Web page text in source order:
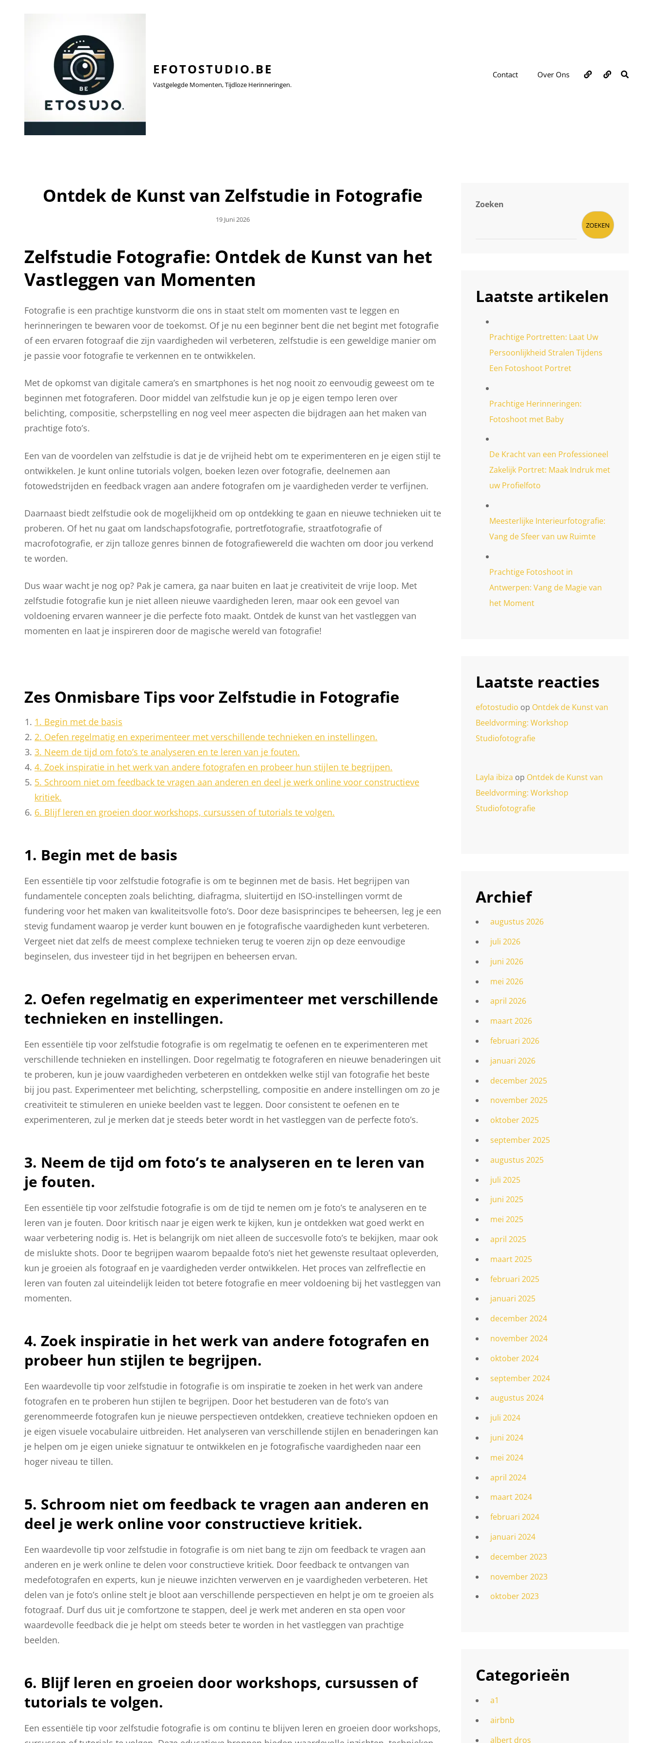
EFOTOSTUDIO.BE
Vastgelegde Momenten, Tijdloze Herinneringen.
Contact Over Ons Over
ons
Contact
Ontdek de Kunst van Zelfstudie in Fotografie
Geplaatst
19 Juni 2026
Zelfstudie Fotografie: Ontdek de Kunst van het
Vastleggen van Momenten
Fotografie is een prachtige kunstvorm die ons in staat stelt om momenten vast te leggen en
herinneringen te bewaren voor de toekomst. Of je nu een beginner bent die net begint met fotografie
of een ervaren fotograaf die zijn vaardigheden wil verbeteren, zelfstudie is een geweldige manier om
je passie voor fotografie te verkennen en te ontwikkelen.
Met de opkomst van digitale camera’s en smartphones is het nog nooit zo eenvoudig geweest om te
beginnen met fotograferen. Door middel van zelfstudie kun je op je eigen tempo leren over
belichting, compositie, scherpstelling en nog veel meer aspecten die bijdragen aan het maken van
prachtige foto’s.
Een van de voordelen van zelfstudie is dat je de vrijheid hebt om te experimenteren en je eigen stijl te
ontwikkelen. Je kunt online tutorials volgen, boeken lezen over fotografie, deelnemen aan
fotowedstrijden en feedback vragen aan andere fotografen om je vaardigheden verder te verfijnen.
Daarnaast biedt zelfstudie ook de mogelijkheid om op ontdekking te gaan en nieuwe technieken uit te
proberen. Of het nu gaat om landschapsfotografie, portretfotografie, straatfotografie of
macrofotografie, er zijn talloze genres binnen de fotografiewereld die wachten om door jou verkend
te worden.
Dus waar wacht je nog op? Pak je camera, ga naar buiten en laat je creativiteit de vrije loop. Met
zelfstudie fotografie kun je niet alleen nieuwe vaardigheden leren, maar ook een gevoel van
voldoening ervaren wanneer je die perfecte foto maakt. Ontdek de kunst van het vastleggen van
momenten en laat je inspireren door de magische wereld van fotografie!
Zes Onmisbare Tips voor Zelfstudie in Fotografie
1. Begin met de basis
2. Oefen regelmatig en experimenteer met verschillende technieken en instellingen.
3. Neem de tijd om foto’s te analyseren en te leren van je fouten.
4. Zoek inspiratie in het werk van andere fotografen en probeer hun stijlen te begrijpen.
5. Schroom niet om feedback te vragen aan anderen en deel je werk online voor constructieve
kritiek.
6. Blijf leren en groeien door workshops, cursussen of tutorials te volgen.
1. Begin met de basis
Een essentiële tip voor zelfstudie fotografie is om te beginnen met de basis. Het begrijpen van
fundamentele concepten zoals belichting, diafragma, sluitertijd en ISO-instellingen vormt de
fundering voor het maken van kwaliteitsvolle foto’s. Door deze basisprincipes te beheersen, leg je een
stevig fundament waarop je verder kunt bouwen en je fotografische vaardigheden kunt verbeteren.
Vergeet niet dat zelfs de meest complexe technieken terug te voeren zijn op deze eenvoudige
beginselen, dus investeer tijd in het begrijpen en beheersen ervan.
2. Oefen regelmatig en experimenteer met verschillende
technieken en instellingen.
Een essentiële tip voor zelfstudie fotografie is om regelmatig te oefenen en te experimenteren met
verschillende technieken en instellingen. Door regelmatig te fotograferen en nieuwe benaderingen uit
te proberen, kun je jouw vaardigheden verbeteren en ontdekken welke stijl van fotografie het beste
bij jou past. Experimenteer met belichting, scherpstelling, compositie en andere instellingen om zo je
creativiteit te stimuleren en unieke beelden vast te leggen. Door consistent te oefenen en te
experimenteren, zul je merken dat je steeds beter wordt in het vastleggen van de perfecte foto’s.
3. Neem de tijd om foto’s te analyseren en te leren van
je fouten.
Een essentiële tip voor zelfstudie fotografie is om de tijd te nemen om je foto’s te analyseren en te
leren van je fouten. Door kritisch naar je eigen werk te kijken, kun je ontdekken wat goed werkt en
waar verbetering nodig is. Het is belangrijk om niet alleen de succesvolle foto’s te bekijken, maar ook
de mislukte shots. Door te begrijpen waarom bepaalde foto’s niet het gewenste resultaat opleverden,
kun je groeien als fotograaf en je vaardigheden verder ontwikkelen. Het proces van zelfreflectie en
leren van fouten zal uiteindelijk leiden tot betere fotografie en meer voldoening bij het vastleggen van
momenten.
4. Zoek inspiratie in het werk van andere fotografen en
probeer hun stijlen te begrijpen.
Een waardevolle tip voor zelfstudie in fotografie is om inspiratie te zoeken in het werk van andere
fotografen en te proberen hun stijlen te begrijpen. Door het bestuderen van de foto’s van
gerenommeerde fotografen kun je nieuwe perspectieven ontdekken, creatieve technieken opdoen en
je eigen visuele vocabulaire uitbreiden. Het analyseren van verschillende stijlen en benaderingen kan
je helpen om je eigen unieke signatuur te ontwikkelen en je fotografische vaardigheden naar een
hoger niveau te tillen.
5. Schroom niet om feedback te vragen aan anderen en
deel je werk online voor constructieve kritiek.
Een waardevolle tip voor zelfstudie in fotografie is om niet bang te zijn om feedback te vragen aan
anderen en je werk online te delen voor constructieve kritiek. Door feedback te ontvangen van
medefotografen en experts, kun je nieuwe inzichten verwerven en je vaardigheden verbeteren. Het
delen van je foto’s online stelt je bloot aan verschillende perspectieven en helpt je om te groeien als
fotograaf. Durf dus uit je comfortzone te stappen, deel je werk met anderen en sta open voor
waardevolle feedback die je helpt om steeds beter te worden in het vastleggen van prachtige
beelden.
6. Blijf leren en groeien door workshops, cursussen of
tutorials te volgen.
Een essentiële tip voor zelfstudie fotografie is om continu te blijven leren en groeien door workshops,
Zoeken
ZOEKEN
Laatste artikelen
Prachtige Portretten: Laat Uw
Persoonlijkheid Stralen Tijdens
Een Fotoshoot Portret
Prachtige Herinneringen:
Fotoshoot met Baby
De Kracht van een Professioneel
Zakelijk Portret: Maak Indruk met
uw Profielfoto
Meesterlijke Interieurfotografie:
Vang de Sfeer van uw Ruimte
Prachtige Fotoshoot in
Antwerpen: Vang de Magie van
het Moment
Laatste reacties
efotostudio op Ontdek de Kunst van
Beeldvorming: Workshop
Studiofotografie
Layla ibiza op Ontdek de Kunst van
Beeldvorming: Workshop
Studiofotografie
Archief
augustus 2026
juli 2026
juni 2026
mei 2026
april 2026
maart 2026
februari 2026
januari 2026
december 2025
november 2025
oktober 2025
september 2025
augustus 2025
juli 2025
juni 2025
mei 2025
april 2025
maart 2025
februari 2025
januari 2025
december 2024
november 2024
oktober 2024
september 2024
augustus 2024
juli 2024
juni 2024
mei 2024
april 2024
maart 2024
februari 2024
januari 2024
december 2023
november 2023
oktober 2023
Categorieën
a1
airbnb
albert dros